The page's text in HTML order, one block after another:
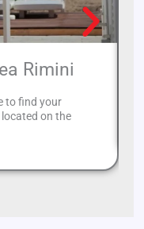
Rimini
to find your
on the